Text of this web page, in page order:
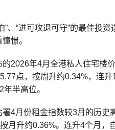
、“进可攻退可守”的最佳投
憬。
2026年4月全港私人住宅楼
点，按周升约0.34%，连
半高位。
4月份租金指数较3月的历史
月升约0.36%。连升4个月，